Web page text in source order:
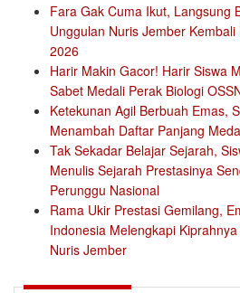
Fara Gak Cuma Ikut, Langsung
Unggulan Nuris Jember
2026
Harir Makin Gacor! Harir Siswa
Sabet Medali Perak Biologi
Ketekunan Agil Berbuah Emas,
Menambah Daftar Panjang
Tak Sekadar Belajar Sejarah,
Menulis Sejarah Prestasinya
Perunggu Nasional
Rama Ukir Prestasi Gemilang,
Indonesia Melengkapi
Nuris Jember